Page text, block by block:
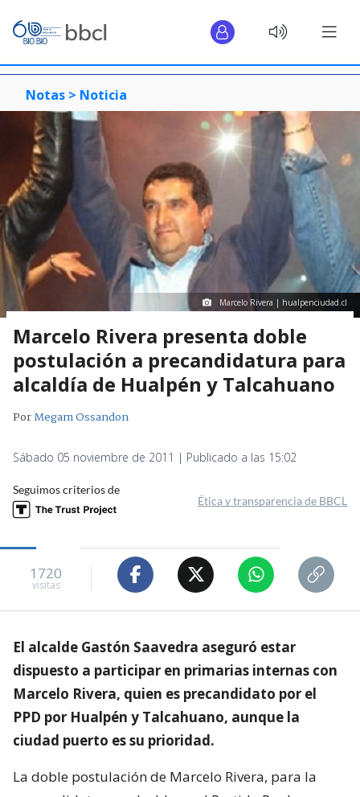
Notas > Noticia
Marcelo Rivera | hualpenciudad.cl
Marcelo Rivera presenta doble
postulación a precandidatura para
alcaldía de Hualpén y Talcahuano
PorMegam Ossandon
Sábado 05 noviembre de 2011 | Publicado a las 15:02
Seguimos criterios de
Ética y transparencia de BBCL
1720
visitas
El alcalde Gastón Saavedra aseguró estar
dispuesto a participar en primarias internas con
Marcelo Rivera, quien es precandidato por el
PPD por Hualpén y Talcahuano, aunque la
ciudad puerto es su prioridad.
La doble postulación de Marcelo Rivera, para la